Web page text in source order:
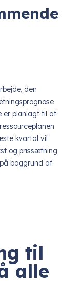
den
er planlagt til at
kvartal vil
og prissætning
baggrund af
til
alle